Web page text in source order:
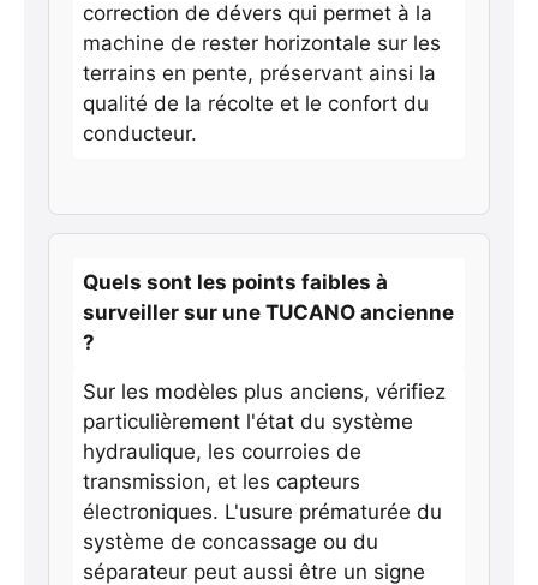
correction de dévers qui permet à la
machine de rester horizontale sur les
terrains en pente, préservant ainsi la
qualité de la récolte et le confort du
conducteur.
Quels sont les points faibles à
surveiller sur une TUCANO ancienne
?
Sur les modèles plus anciens, vérifiez
particulièrement l'état du système
hydraulique, les courroies de
transmission, et les capteurs
électroniques. L'usure prématurée du
système de concassage ou du
séparateur peut aussi être un signe